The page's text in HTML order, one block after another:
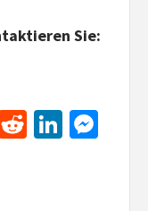
Sie:
Reddit